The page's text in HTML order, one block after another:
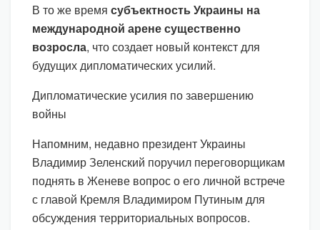
В то же время субъектность Украины на
международной арене существенно
возросла, что создает новый контекст для
будущих дипломатических усилий.
Дипломатические усилия по завершению
войны
Напомним, недавно президент Украины
Владимир Зеленский поручил переговорщикам
поднять в Женеве вопрос о его личной встрече
с главой Кремля Владимиром Путиным для
обсуждения территориальных вопросов.